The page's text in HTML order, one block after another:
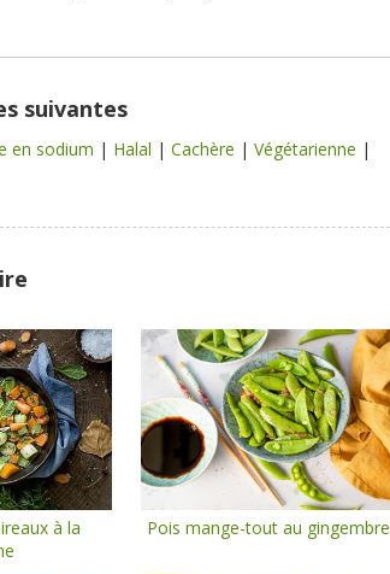
suivantes
en sodium | Halal | Cachère | Végétarienne |
à la
Pois mange-tout au gingembre